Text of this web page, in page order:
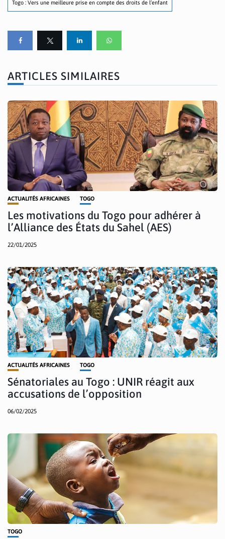
Togo : Vers une meilleure prise en compte des droits de l’enfant
ARTICLES SIMILAIRES
ACTUALITÉS AFRICAINES TOGO
Les motivations du Togo pour adhérer à
l’Alliance des États du Sahel (AES)
22/01/2025
ACTUALITÉS AFRICAINES TOGO
Sénatoriales au Togo : UNIR réagit aux
accusations de l’opposition
06/02/2025
TOGO